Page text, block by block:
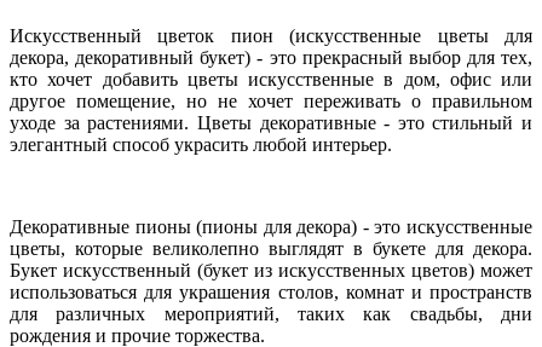
Искусственный цветок пион (искусственные цветы для
декора, декоративный букет) - это прекрасный выбор для тех,
кто хочет добавить цветы искусственные в дом, офис или
другое помещение, но не хочет переживать о правильном
уходе за растениями. Цветы декоративные - это стильный и
элегантный способ украсить любой интерьер.
Декоративные пионы (пионы для декора) - это искусственные
цветы, которые великолепно выглядят в букете для декора.
Букет искусственный (букет из искусственных цветов) может
использоваться для украшения столов, комнат и пространств
для различных мероприятий, таких как свадьбы, дни
рождения и прочие торжества.